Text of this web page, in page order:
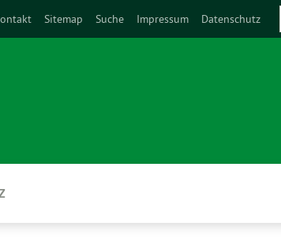
Sitemap Suche Impressum Datenschutz